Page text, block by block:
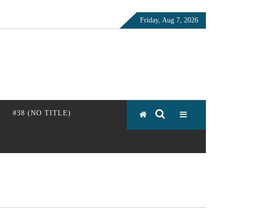
Friday, Aug 7, 2026
#38 (NO TITLE)